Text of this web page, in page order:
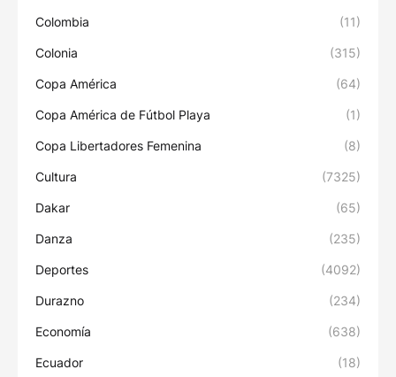
Colombia (11)
Colonia (315)
Copa América (64)
Copa América de Fútbol Playa (1)
Copa Libertadores Femenina (8)
Cultura (7325)
Dakar (65)
Danza (235)
Deportes (4092)
Durazno (234)
Economía (638)
Ecuador (18)